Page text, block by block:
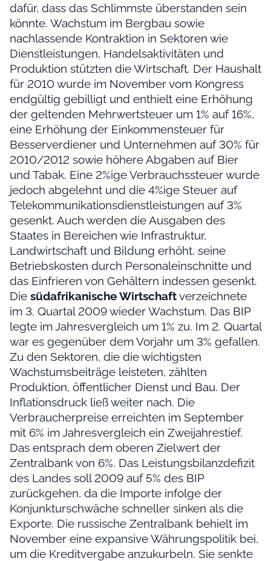
dafür, dass das Schlimmste überstanden sein
könnte. Wachstum im Bergbau sowie
nachlassende Kontraktion in Sektoren wie
Dienstleistungen, Handelsaktivitäten und
Produktion stützten die Wirtschaft. Der Haushalt
für 2010 wurde im November vom Kongress
endgültig gebilligt und enthielt eine Erhöhung
der geltenden Mehrwertsteuer um 1% auf 16%,
eine Erhöhung der Einkommensteuer für
Besserverdiener und Unternehmen auf 30% für
2010/2012 sowie höhere Abgaben auf Bier
und Tabak. Eine 2%ige Verbrauchssteuer wurde
jedoch abgelehnt und die 4%ige Steuer auf
Telekommunikationsdienstleistungen auf 3%
gesenkt. Auch werden die Ausgaben des
Staates in Bereichen wie Infrastruktur,
Landwirtschaft und Bildung erhöht, seine
Betriebskosten durch Personaleinschnitte und
das Einfrieren von Gehältern indessen gesenkt.
Die südafrikanische Wirtschaftverzeichnete
im 3. Quartal 2009 wieder Wachstum. Das BIP
legte im Jahresvergleich um 1% zu. Im 2. Quartal
war es gegenüber dem Vorjahr um 3% gefallen.
Zu den Sektoren, die die wichtigsten
Wachstumsbeiträge leisteten, zählten
Produktion, öffentlicher Dienst und Bau. Der
Inflationsdruck ließ weiter nach. Die
Verbraucherpreise erreichten im September
mit 6% im Jahresvergleich ein Zweijahrestief.
Das entsprach dem oberen Zielwert der
Zentralbank von 6%. Das Leistungsbilanzdefizit
des Landes soll 2009 auf 5% des BIP
zurückgehen, da die Importe infolge der
Konjunkturschwäche schneller sinken als die
Exporte. Die russische Zentralbank behielt im
November eine expansive Währungspolitik bei,
um die Kreditvergabe anzukurbeln. Sie senkte